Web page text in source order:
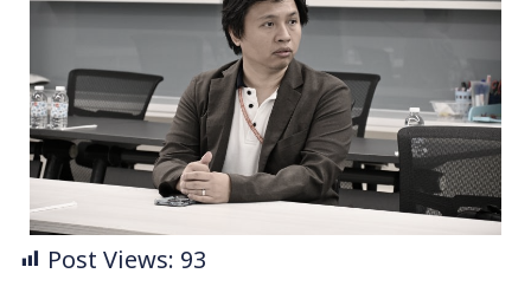
Post Views: 93